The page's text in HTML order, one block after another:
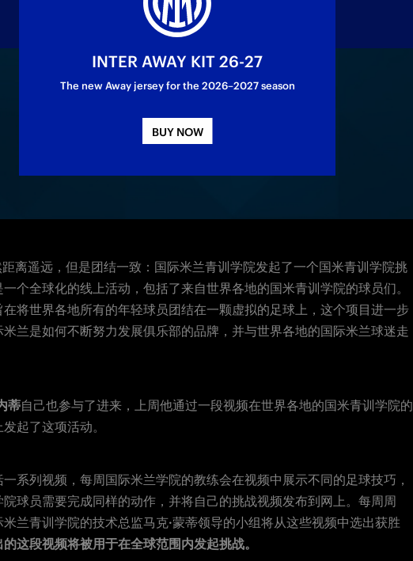
TikTok上进行的一个全球化的线上活动。
离遥远，但是团结一致： 国际米兰青训 学院发起了一个国米青训学院挑
一个全球化的线上活动 ， 包括了来自世界各地的国米青训学院的球员们。
在将世界各地所有的年轻球员团结在一颗虚拟的足球上 ， 这个项目进一步
兰是如何不断努力发展俱乐部的品牌，并与世界各地的国际米兰球迷走
蒂自己也参与了进来，上周他通过一段视频在世界各地的国米青训 学院的
起了这项活动。
系列视频， 每周国际米兰学院的教练会在视频中 展示不同的足球技巧 ，
院球员需要完成同样的动作，并将自己的挑战视频发布到网上。 每周周
米兰青训学院的技术总监马克·蒙蒂领导的小组将从这些视频中选出获胜
这段视频将被用于在全球范围内发起挑战。
INTER AWAY KIT 26-27
The new Away jersey for the 2026–2027 season
BUY NOW